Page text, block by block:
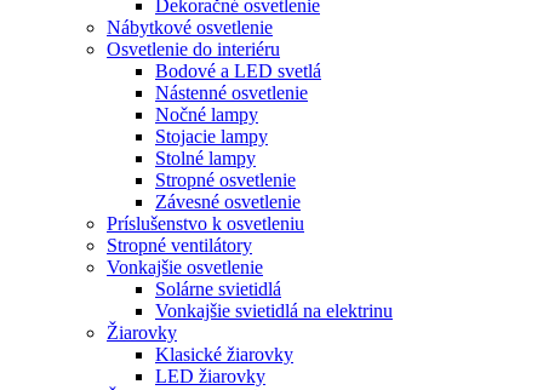
Dekoračné osvetlenie
Nábytkové osvetlenie
Osvetlenie do interiéru
Bodové a LED svetlá
Nástenné osvetlenie
Nočné lampy
Stojacie lampy
Stolné lampy
Stropné osvetlenie
Závesné osvetlenie
Príslušenstvo k osvetleniu
Stropné ventilátory
Vonkajšie osvetlenie
Solárne svietidlá
Vonkajšie svietidlá na elektrinu
Žiarovky
Klasické žiarovky
LED žiarovky